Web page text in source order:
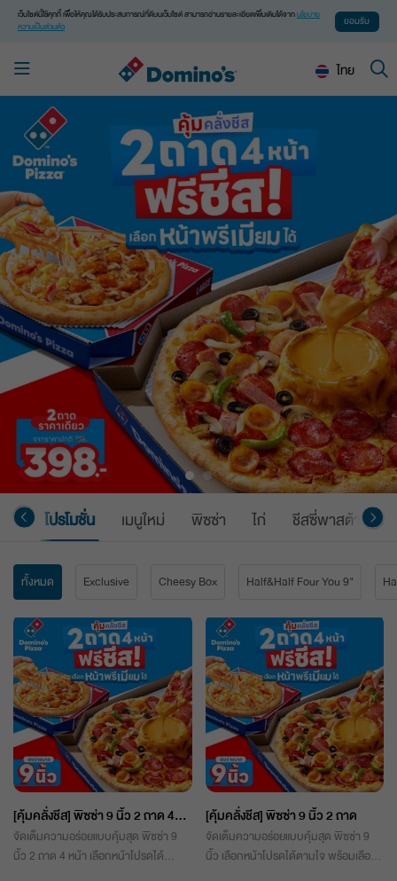
เว็บไซต์นี้ใช้คุกกี้ เพื่อให้คุณได้รับประสบการณ์ที่ดีบนเว็บไซต์ สามารถอ่านรายละเอียดเพิ่มเติมได้จากนโยบาย
ความเป็นส่วนตัว
ยอมรับ
ไทย
โปรโมชั่น เมนูใหม่ พิซซ่า ไก่ ชีสซี่พาสต้า
ทั้งหมด Exclusive Cheesy Box Half&Half Four You 9"
[คุ้มคลั่งชีส] พิซซ่า 9 นิ้ว 2 ถาด 4
หน้า
จัดเต็มความอร่อยแบบคุ้มสุด พิซซ่า 9
นิ้ว 2 ถาด 4 หน้า เลือกหน้าโปรดได้
[คุ้มคลั่งชีส] พิซซ่า 9 นิ้ว 2 ถาด
จัดเต็มความอร่อยแบบคุ้มสุด พิซซ่า 9
นิ้ว เลือกหน้าโปรดได้ตามใจ พร้อมเลือก